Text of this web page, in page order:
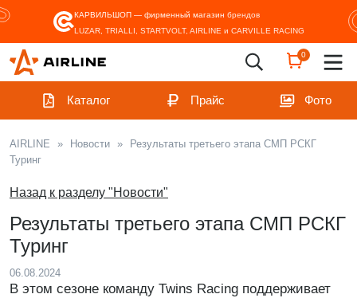
КАРВИЛЬШОП — фирменный магазин брендов
LUZAR, TRIALLI, STARTVOLT, AIRLINE и CARVILLE RACING
0
Каталог Прайс Фото
AIRLINE » Новости »
Результаты третьего этапа СМП РСКГ
Туринг
Назад к разделу "Новости"
Результаты третьего этапа СМП РСКГ
Туринг
06.08.2024
В этом сезоне команду Twins Racing поддерживает